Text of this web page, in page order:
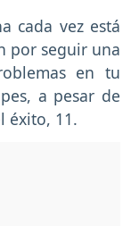
cada vez está
por seguir una
en tu
a pesar de
éxito, 11.